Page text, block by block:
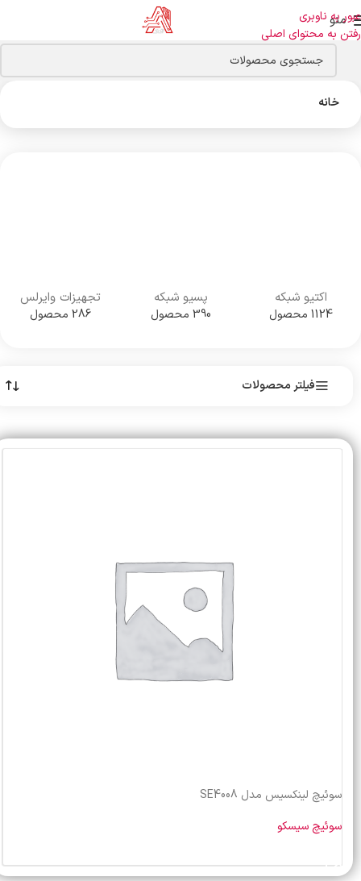
عبور به ناوبری
رفتن به محتوای اصلی
منو
خانه
اکتیو شبکه
1124 محصول
پسیو شبکه
390 محصول
تجهیزات وایرلس
286 محصول
فیلتر محصولات
سوئیچ لینکسیس مدل SE4008
سوئیچ سیسکو